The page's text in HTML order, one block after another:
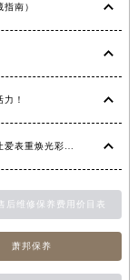
南）
！
揭秘：百达翡丽手表表蒙子破损修复指南，让爱表重焕光彩！
后维修保养费用价目表
萧邦保养